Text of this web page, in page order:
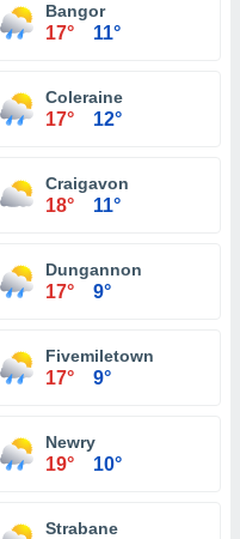
Bangor
17° 11°
Coleraine
17° 12°
Craigavon
18° 11°
Dungannon
17° 9°
Fivemiletown
17° 9°
Newry
19° 10°
Strabane